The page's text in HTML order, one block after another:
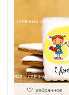
избранное